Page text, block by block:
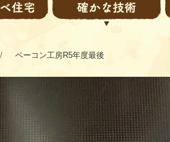
ベーコン工房R5年度最後